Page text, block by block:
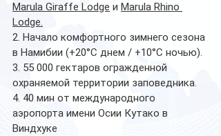
Marula Giraffe Lodge и Marula Rhino
Lodge.
2. Начало комфортного зимнего сезона
в Намибии (+20°С днем / +10°С ночью).
3. 55 000 гектаров огражденной
охраняемой территории заповедника.
4. 40 мин от международного
аэропорта имени Осии Кутако в
Виндхуке